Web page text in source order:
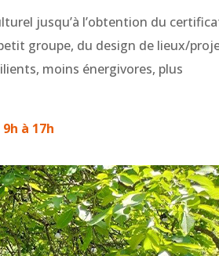
jusqu’à l’obtention du
groupe, du design de lieux/
moins énergivores, plus
à 17h